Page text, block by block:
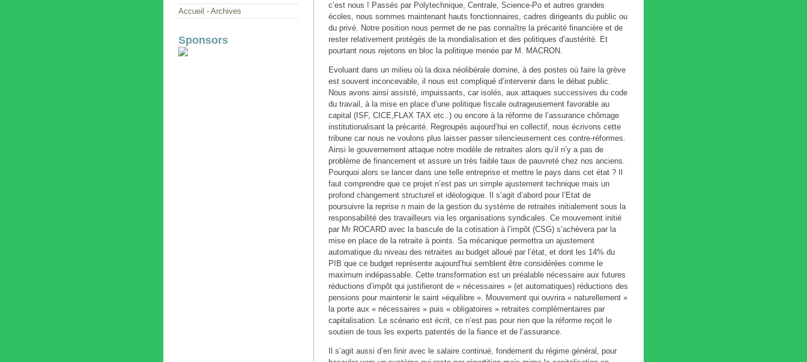
c’est nous ! Passés par Polytechnique, Centrale, Science-Po et autres grandes
écoles, nous sommes maintenant hauts fonctionnaires, cadres dirigeants du public ou
du privé. Notre position nous permet de ne pas connaître la précarité financière et de
rester relativement protégés de la mondialisation et des politiques d’austérité. Et
pourtant nous rejetons en bloc la politique menée par M. MACRON.
Evoluant dans un milieu où la doxa néolibérale domine, à des postes où faire la grève
est souvent inconcevable, il nous est compliqué d’intervenir dans le débat public.
Nous avons ainsi assisté, impuissants, car isolés, aux attaques successives du code
du travail, à la mise en place d’une politique fiscale outrageusement favorable au
capital (ISF, CICE,FLAX TAX etc..) ou encore à la réforme de l’assurance chômage
institutionalisant la précarité. Regroupés aujourd’hui en collectif, nous écrivons cette
tribune car nous ne voulons plus laisser passer silencieusement ces contre-réformes.
Ainsi le gouvernement attaque notre modèle de retraites alors qu’il n’y a pas de
problème de financement et assure un très faible taux de pauvreté chez nos anciens.
Pourquoi alors se lancer dans une telle entreprise et mettre le pays dans cet état ? Il
faut comprendre que ce projet n’est pas un simple ajustement technique mais un
profond changement structurel et idéologique. Il s’agit d’abord pour l’Etat de
poursuivre la reprise n main de la gestion du système de retraites initialement sous la
responsabilité des travailleurs via les organisations syndicales. Ce mouvement initié
par Mr ROCARD avec la bascule de la cotisation à l’impôt (CSG) s’achèvera par la
mise en place de la retraite à points. Sa mécanique permettra un ajustement
automatique du niveau des retraites au budget alloué par l’état, et dont les 14% du
PIB que ce budget représente aujourd’hui semblent être considérées comme le
maximum indépassable. Cette transformation est un préalable nécessaire aux futures
réductions d’impôt qui justifieront de « nécessaires » (et automatiques) réductions des
pensions pour maintenir le saint »équilibre ». Mouvement qui ouvrira « naturellement »
la porte aux « nécessaires » puis « obligatoires » retraites complémentaires par
capitalisation. Le scénario est écrit, ce n’est pas pour rien que la réforme reçoit le
soutien de tous les experts patentés de la fiance et de l’assurance.
Il s’agit aussi d’en finir avec le salaire continué, fondement du régime général, pour
Accueil - Archives
Sponsors